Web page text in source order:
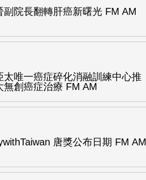
副院長翻轉肝癌新曙光 FM AM
太唯一癌症碎化消融訓練中心推
無創癌症治療 FM AM
唐獎公布日期 FM AM